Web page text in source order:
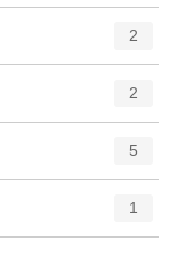
2
2
5
1